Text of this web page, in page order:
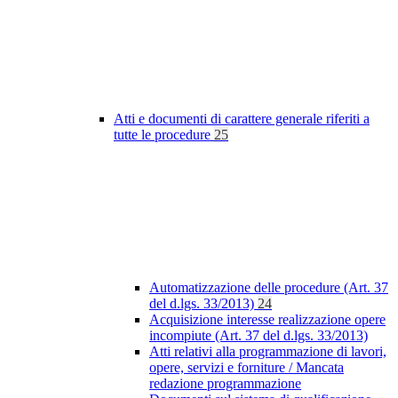
Atti e documenti di carattere generale riferiti a
tutte le procedure 25
Automatizzazione delle procedure (Art. 37
del d.lgs. 33/2013) 24
Acquisizione interesse realizzazione opere
incompiute (Art. 37 del d.lgs. 33/2013)
Atti relativi alla programmazione di lavori,
opere, servizi e forniture / Mancata
redazione programmazione